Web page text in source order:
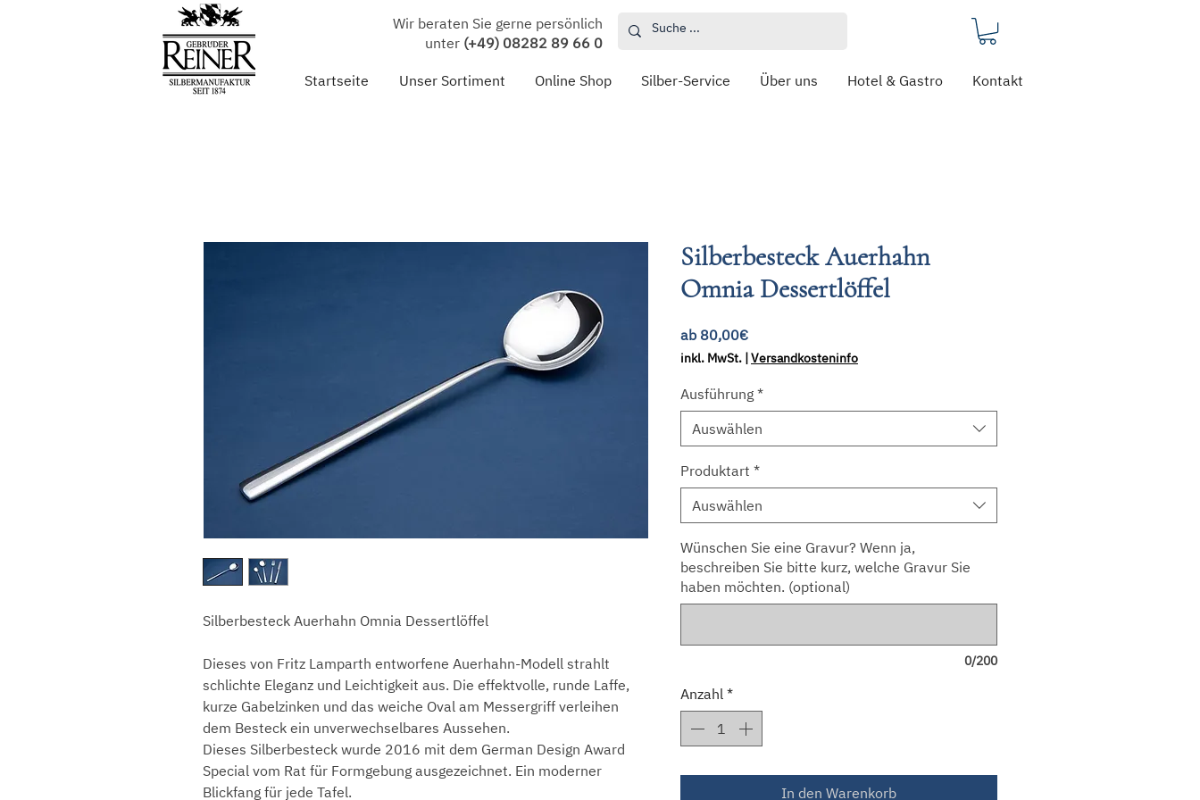
Wir beraten Sie gerne persönlich
unter (+49) 08282 89 66 0
Startseite Unser Sortiment Online Shop Silber-Service Über uns Hotel & Gastro Kontakt
Silberbesteck Auerhahn Omnia Dessertlöffel
Dieses von Fritz Lamparth entworfene Auerhahn-Modell strahlt
schlichte Eleganz und Leichtigkeit aus. Die effektvolle, runde Laffe,
kurze Gabelzinken und das weiche Oval am Messergriff verleihen
dem Besteck ein unverwechselbares Aussehen.
Dieses Silberbesteck wurde 2016 mit dem German Design Award
Special vom Rat für Formgebung ausgezeichnet. Ein moderner
Blickfang für jede Tafel.
Silberbesteck Auerhahn
Omnia Dessertlöffel
ab 80,00€Sale-
Preis
inkl. MwSt. |Versandkosteninfo
Ausführung *
Auswählen
Produktart *
Auswählen
Wünschen Sie eine Gravur? Wenn ja,
beschreiben Sie bitte kurz, welche Gravur Sie
haben möchten. (optional)
0/200
Anzahl *
In den Warenkorb